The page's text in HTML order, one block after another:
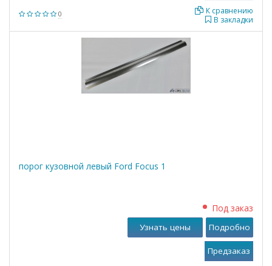
Ford Transit фургон VII 2006 - наст. время 2.4 TDCi
Дизель PHFA; PHFC 100 л.с. 2006 - наст. время
Ford Transit фургон VII 2006 - наст. время 3.2 TDCi
Дизель SAFA; SAFB 200 л.с. 2007 - наст. время
0
В закладки
К сравнению
порог кузовной левый Ford Focus 1
Под заказ
Узнать цены Подробно